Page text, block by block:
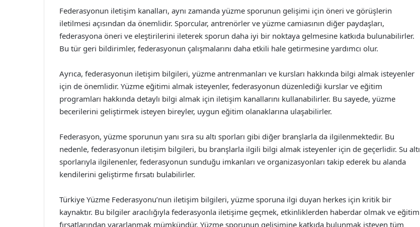
Federasyonun iletişim kanalları, aynı zamanda yüzme sporunun gelişimi için öneri ve görüşlerin
iletilmesi açısından da önemlidir. Sporcular, antrenörler ve yüzme camiasının diğer paydaşları,
federasyona öneri ve eleştirilerini ileterek sporun daha iyi bir noktaya gelmesine katkıda bulunabilirler.
Bu tür geri bildirimler, federasyonun çalışmalarını daha etkili hale getirmesine yardımcı olur.
Ayrıca, federasyonun iletişim bilgileri, yüzme antrenmanları ve kursları hakkında bilgi almak isteyenler
için de önemlidir. Yüzme eğitimi almak isteyenler, federasyonun düzenlediği kurslar ve eğitim
programları hakkında detaylı bilgi almak için iletişim kanallarını kullanabilirler. Bu sayede, yüzme
becerilerini geliştirmek isteyen bireyler, uygun eğitim olanaklarına ulaşabilirler.
Federasyon, yüzme sporunun yanı sıra su altı sporları gibi diğer branşlarla da ilgilenmektedir. Bu
nedenle, federasyonun iletişim bilgileri, bu branşlarla ilgili bilgi almak isteyenler için de geçerlidir. Su altı
sporlarıyla ilgilenenler, federasyonun sunduğu imkanları ve organizasyonları takip ederek bu alanda
kendilerini geliştirme fırsatı bulabilirler.
Türkiye Yüzme Federasyonu’nun iletişim bilgileri, yüzme sporuna ilgi duyan herkes için kritik bir
kaynaktır. Bu bilgiler aracılığıyla federasyonla iletişime geçmek, etkinliklerden haberdar olmak ve eğitim
fırsatlarından yararlanmak mümkündür. Yüzme sporunun gelişimine katkıda bulunmak isteyen tüm